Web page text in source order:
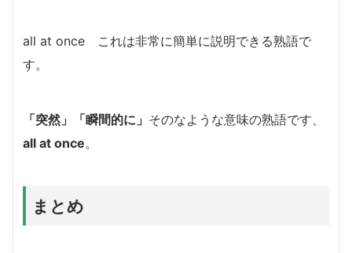
all at once これは非常に簡単に説明できる熟語で
す。
「突然」「瞬間的に」 そのなような意味の熟語です、
all at once。
まとめ